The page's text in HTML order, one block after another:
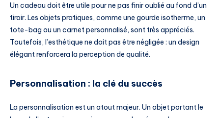
Un cadeau doit être utile pour ne pas finir oublié au fond d’un
tiroir. Les objets pratiques, comme une gourde isotherme, un
tote-bag ou un carnet personnalisé, sont très appréciés.
Toutefois, l’esthétique ne doit pas être négligée : un design
élégant renforcera la perception de qualité.
Personnalisation : la clé du succès
La personnalisation est un atout majeur. Un objet portant le